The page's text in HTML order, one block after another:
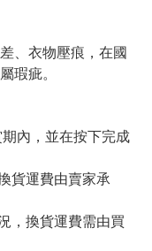
、衣物壓痕，在國
瑕疵。
內，並在按下完成
貨運費由賣家承
，換貨運費需由買